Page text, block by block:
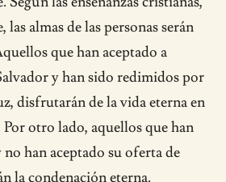
las almas de las personas serán
que han aceptado a
y han sido redimidos por
disfrutarán de la vida eterna en
Por otro lado, aquellos que han
han aceptado su oferta de
la condenación eterna.